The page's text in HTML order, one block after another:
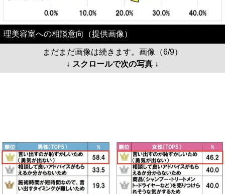
理美容室への相談意向（提供画像）
まだまだ画像は続きます。画像（6/9）
↓ スクロールで次の写真 ↓